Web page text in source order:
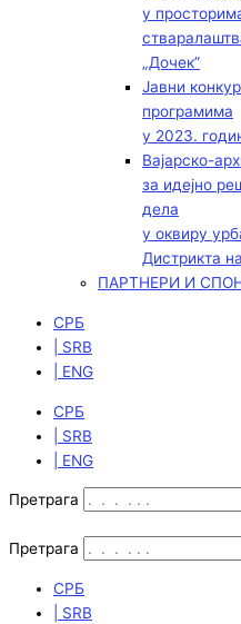
у
„Дочек”
Јавни
програмима
у 2023.
Вајарско-
за идејно
дела
у оквиру
Дистрикта
ПАРТНЕРИ И
СРБ
| SRB
| ENG
СРБ
| SRB
| ENG
Претрага
Претрага
СРБ
| SRB